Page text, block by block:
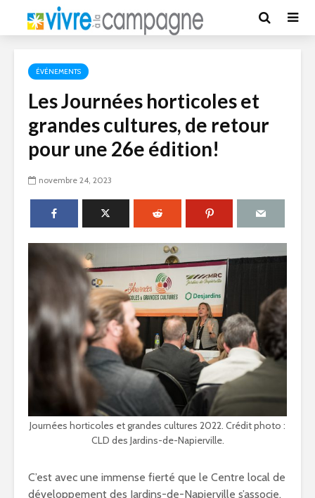
ÉVÉNEMENTS
Les Journées horticoles et
grandes cultures, de retour
pour une 26e édition!
novembre 24, 2023
Journées horticoles et grandes cultures 2022. Crédit photo :
CLD des Jardins-de-Napierville.
C’est avec une immense fierté que le Centre local de
développement des Jardins-de-Napierville s’associe,